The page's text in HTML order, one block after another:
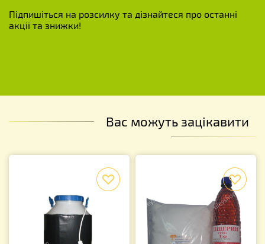
Підпишіться на розсилку та дізнайтеся про останні
акції та знижки!
Вас можуть зацікавити